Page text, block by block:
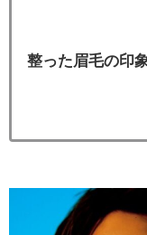
整った眉毛の印